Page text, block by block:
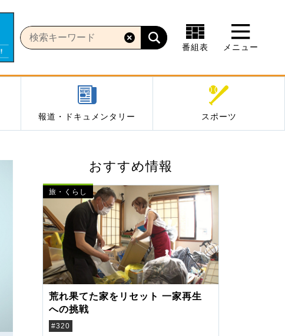
番組表 メニュー
報道・ドキュメンタリー スポーツ
おすすめ情報
旅・くらし
荒れ果てた家をリセット 一家再生
への挑戦
#320